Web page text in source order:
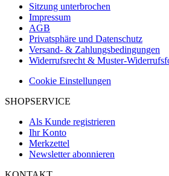
Sitzung unterbrochen
Impressum
AGB
Privatsphäre und Datenschutz
Versand- & Zahlungsbedingungen
Widerrufsrecht & Muster-
Cookie Einstellungen
SHOPSERVICE
Als Kunde registrieren
Ihr Konto
Merkzettel
Newsletter abonnieren